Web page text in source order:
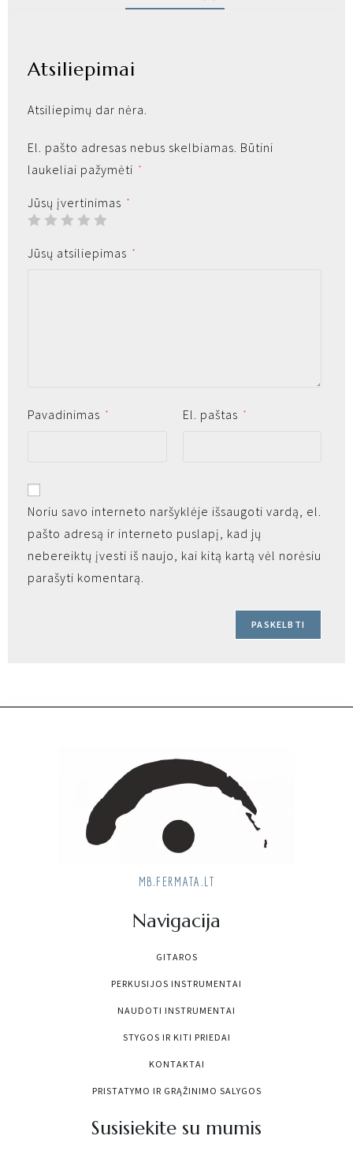
Atsiliepimai
Atsiliepimų dar nėra.
El. pašto adresas nebus skelbiamas. Būtini
laukeliai pažymėti
*
Jūsų įvertinimas *
Jūsų atsiliepimas *
Pavadinimas * El. paštas *
Noriu savo interneto naršyklėje išsaugoti vardą, el.
pašto adresą ir interneto puslapį, kad jų
nebereiktų įvesti iš naujo, kai kitą kartą vėl norėsiu
parašyti komentarą.
MB.FERMATA.LT
Navigacija
GITAROS
PERKUSIJOS INSTRUMENTAI
NAUDOTI INSTRUMENTAI
STYGOS IR KITI PRIEDAI
KONTAKTAI
PRISTATYMO IR GRĄŽINIMO SALYGOS
Susisiekite su mumis